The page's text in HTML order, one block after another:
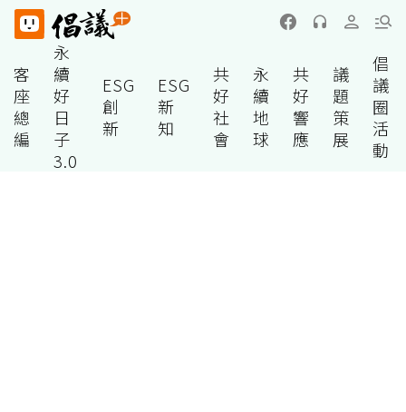
客
座
總
編
永
續
好
日
子
3.0
ESG
創
新
ESG
新
知
共
好
社
會
永
續
地
球
共
好
響
應
議
題
策
展
倡
議
圈
活
動